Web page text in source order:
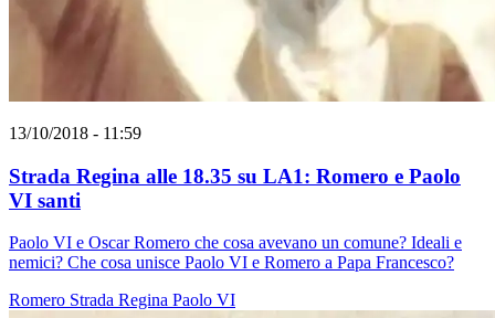
13/10/2018 - 11:59
Strada Regina alle 18.35 su LA1: Romero e Paolo
VI santi
Paolo VI e Oscar Romero che cosa avevano un comune? Ideali e
nemici? Che cosa unisce Paolo VI e Romero a Papa Francesco?
Romero Strada Regina Paolo VI